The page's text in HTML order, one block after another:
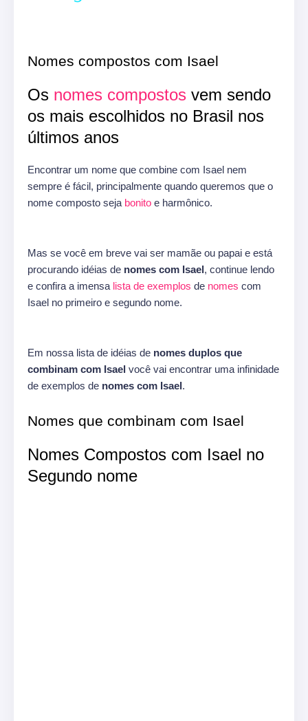
Nomes compostos com Isael
Os nomes compostos vem sendo
os mais escolhidos no Brasil nos
últimos anos
Encontrar um nome que combine com Isael nem
sempre é fácil, principalmente quando queremos que o
nome composto seja bonito e harmônico.
Mas se você em breve vai ser mamãe ou papai e está
procurando idéias de nomes com Isael, continue lendo
e confira a imensa lista de exemplos de nomes com
Isael no primeiro e segundo nome.
Em nossa lista de idéias de nomes duplos que
combinam com Isael você vai encontrar uma infinidade
de exemplos de nomes com Isael.
Nomes que combinam com Isael
Nomes Compostos com Isael no
Segundo nome